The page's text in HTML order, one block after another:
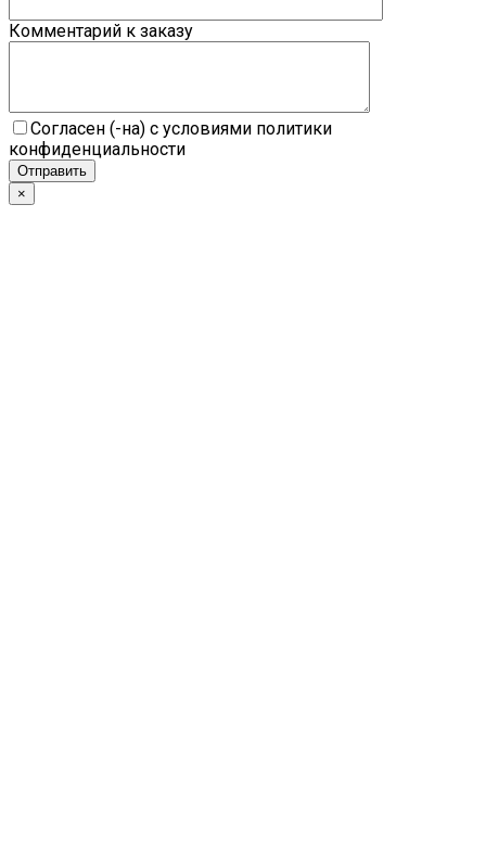
Комментарий к заказу
Согласен (-на) с условиями политики
конфиденциальности
×